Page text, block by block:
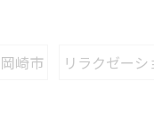
岡崎市 リラクゼーシ